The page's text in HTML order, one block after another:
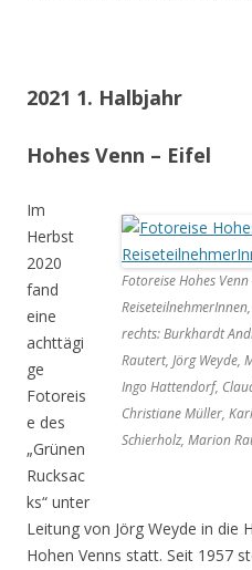
2021 1. Halbjahr
Hohes Venn – Eifel
Fotoreise Hohes
rechts: Burkhardt
Rautert, Jörg Weyde,
Ingo Hattendorf,
Christiane Müller,
Schierholz, Marion
Im
Herbst
2020
fand
eine
achttägi
ge
Fotoreis
e des
„Grünen
Rucksac
ks“ unter
Leitung von Jörg Weyde in die
Hohen Venns statt. Seit 1957